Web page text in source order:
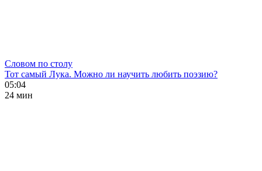
Словом по столу
Тот самый Лука. Можно ли научить любить поэзию?
05:04
24 мин